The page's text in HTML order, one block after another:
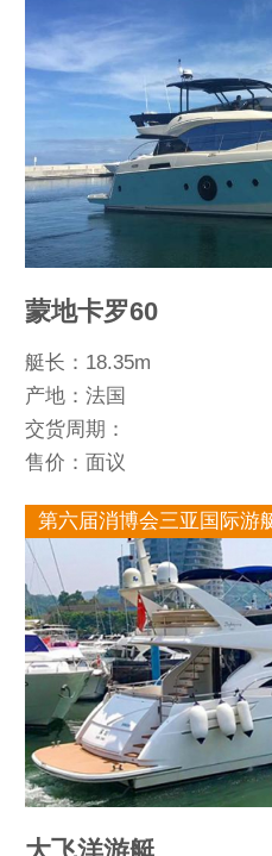
蒙地卡罗60
艇长：18.35m
产地：法国
交货周期：
售价：面议
第六届消博会三亚国际游